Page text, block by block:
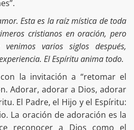
Esta es la raíz mística de toda
cristianos en oración, pero
varios siglos después,
El Espíritu anima todo.
la invitación a “retomar el
Adorar, adorar a Dios, adorar
El Padre, el Hijo y el Espíritu:
La oración de adoración es la
reconocer a Dios como el